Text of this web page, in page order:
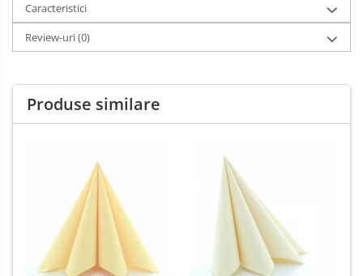
Caracteristici
Review-uri(0)
Produse similare